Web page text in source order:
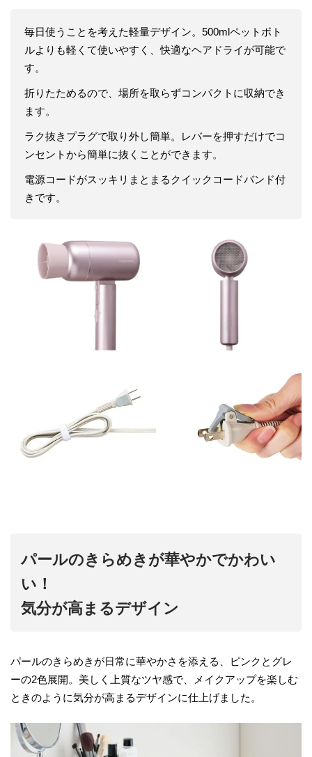
毎日使うことを考えた軽量デザイン。500mlペットボト
ルよりも軽くて使いやすく、快適なヘアドライが可能で
す。
折りたためるので、場所を取らずコンパクトに収納でき
ます。
ラク抜きプラグで取り外し簡単。レバーを押すだけでコ
ンセントから簡単に抜くことができます。
電源コードがスッキリまとまるクイックコードバンド付
きです。
パールのきらめきが華やかでかわい
い！
気分が高まるデザイン
パールのきらめきが日常に華やかさを添える、ピンクとグレ
ーの2色展開。美しく上質なツヤ感で、メイクアップを楽しむ
ときのように気分が高まるデザインに仕上げました。